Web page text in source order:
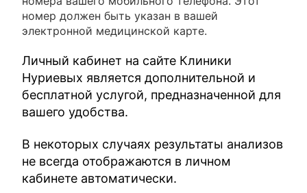
номер должен быть указан в вашей
электронной медицинской карте.
Личный кабинет на сайте Клиники
Нуриевых является дополнительной и
бесплатной услугой, предназначенной для
вашего удобства.
В некоторых случаях результаты анализов
не всегда отображаются в личном
кабинете автоматически.